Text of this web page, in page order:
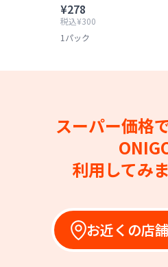
¥278
税込¥300
1パック
スーパー価格
利用してみ
お近くの店